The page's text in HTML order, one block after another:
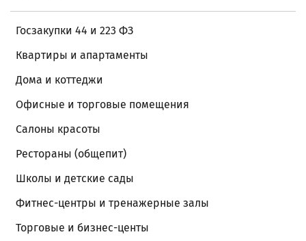
Госзакупки 44 и 223 ФЗ
Квартиры и апартаменты
Дома и коттеджи
Офисные и торговые помещения
Салоны красоты
Рестораны (общепит)
Школы и детские сады
Фитнес-центры и тренажерные залы
Торговые и бизнес-центы